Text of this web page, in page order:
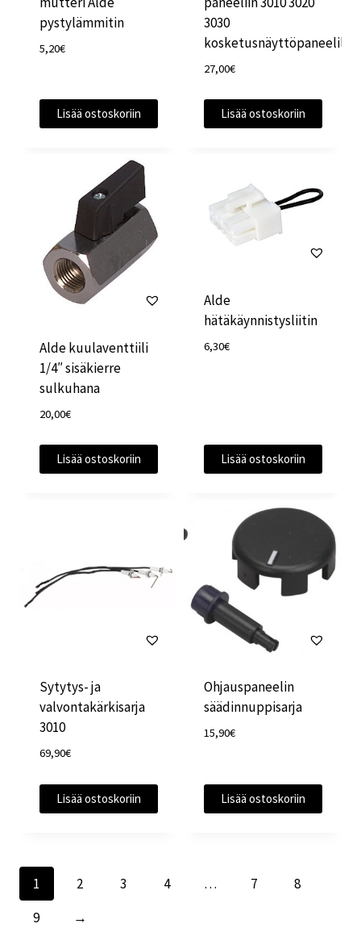
pystylämmitin
5,20€
Lisää ostoskoriin
3030
kosketusnäyttöpaneelille
27,00€
Lisää ostoskoriin
Alde kuulaventtiili
1/4″ sisäkierre
sulkuhana
20,00€
Lisää ostoskoriin
Alde
hätäkäynnistysliitin
6,30€
Lisää ostoskoriin
Sytytys- ja
valvontakärkisarja
3010
69,90€
Lisää ostoskoriin
Ohjauspaneelin
säädinnuppisarja
15,90€
Lisää ostoskoriin
1 2 3 4 … 7
8
9
→